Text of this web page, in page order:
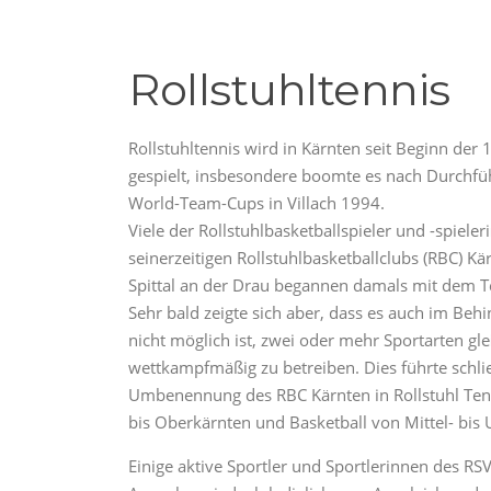
Rollstuhltennis
Rollstuhltennis wird in Kärnten seit Beginn der
gespielt, insbesondere boomte es nach
World-Team-Cups in Villach 1994.
Viele der Rollstuhlbasketballspieler und -
seinerzeitigen Rollstuhlbasketballclubs (RBC)
Spittal an der Drau begannen damals mit dem
Sehr bald zeigte sich aber, dass es auch im
nicht möglich ist, zwei oder mehr Sportarten
wettkampfmäßig zu betreiben. Dies führte
Umbenennung des RBC Kärnten in Rollstuhl
bis Oberkärnten und Basketball von Mittel- bis
Einige aktive Sportler und Sportlerinnen des